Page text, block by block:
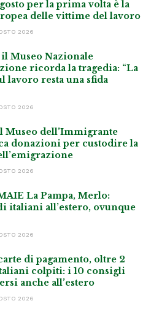
per la prima volta è la
delle vittime del lavoro
2026
Museo Nazionale
ricorda la tragedia: “La
lavoro resta una sfida
2026
Museo dell’Immigrante
donazioni per custodire la
2026
La Pampa, Merlo:
italiani all’estero, ovunque
2026
di pagamento, oltre 2
colpiti: i 10 consigli
anche all’estero
2026